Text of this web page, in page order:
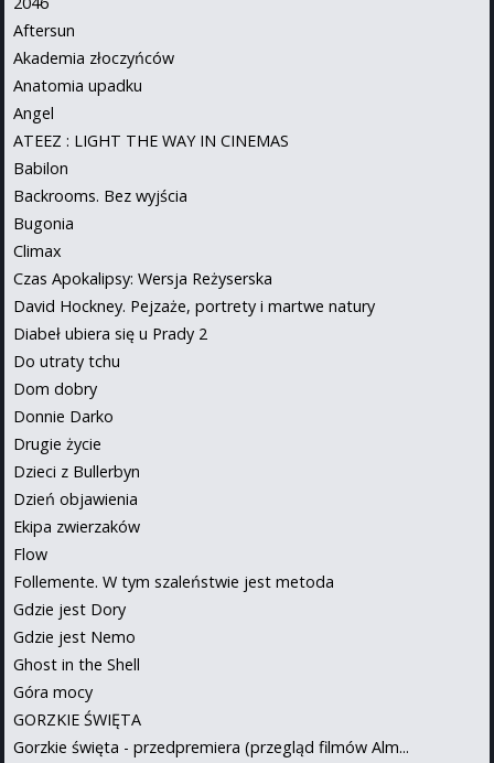
Aftersun
Akademia złoczyńców
Anatomia upadku
Angel
ATEEZ : LIGHT THE WAY IN CINEMAS
Babilon
Backrooms. Bez wyjścia
Bugonia
Climax
Czas Apokalipsy: Wersja Reżyserska
David Hockney. Pejzaże, portrety i martwe natury
Diabeł ubiera się u Prady 2
Do utraty tchu
Dom dobry
Donnie Darko
Drugie życie
Dzieci z Bullerbyn
Dzień objawienia
Ekipa zwierzaków
Flow
Follemente. W tym szaleństwie jest metoda
Gdzie jest Dory
Gdzie jest Nemo
Ghost in the Shell
Góra mocy
GORZKIE ŚWIĘTA
Gorzkie święta - przedpremiera (przegląd filmów Alm...